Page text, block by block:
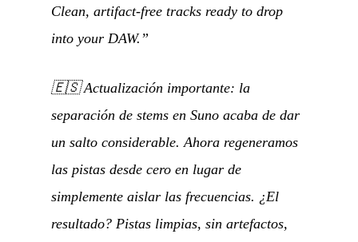
Clean, artifact-free tracks ready to drop
into your DAW.”
🇪🇸Actualización importante: la
separación de stems en Suno acaba de dar
un salto considerable. Ahora regeneramos
las pistas desde cero en lugar de
simplemente aislar las frecuencias. ¿El
resultado? Pistas limpias, sin artefactos,